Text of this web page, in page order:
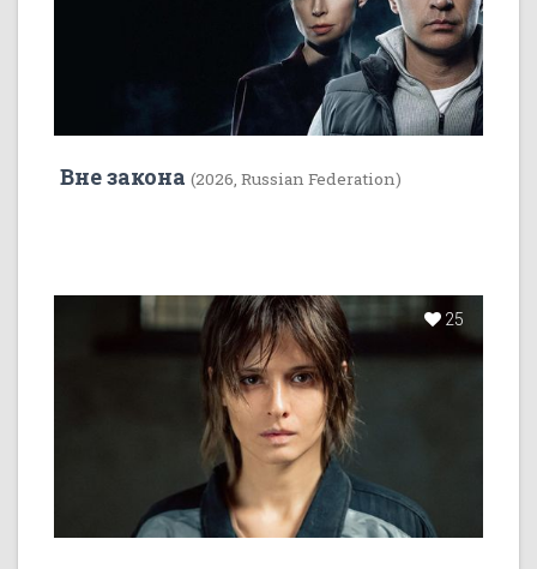
Вне закона (2026, Russian Federation)
25